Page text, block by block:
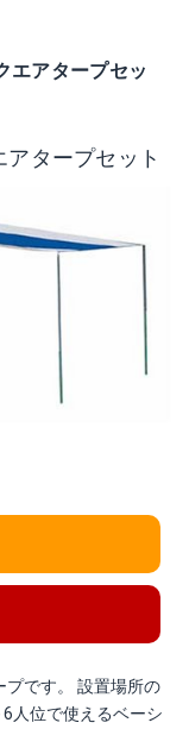
エアタープセッ
タープセット
プです。 設置場所の
人位で使えるベーシ